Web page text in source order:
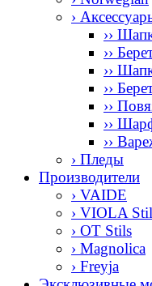
›
››
››
››
››
››
››
››
› Пледы
Производители
› VAIDE
› VIOLA
› OT Stils
› Magnolica
› Freyja